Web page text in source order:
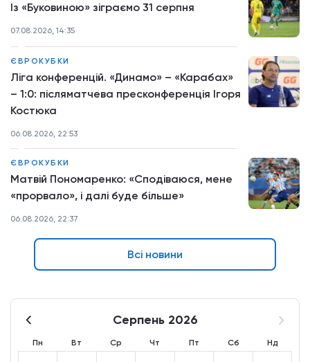
Із «Буковиною» зіграємо 31 серпня
07.08.2026, 14:35
ЄВРОКУБКИ
Ліга конференцій. «Динамо» – «Карабах»
– 1:0: післяматчева пресконференція Ігоря
Костюка
06.08.2026, 22:53
ЄВРОКУБКИ
Матвій Пономаренко: «Сподіваюся, мене
«прорвало», і далі буде більше»
06.08.2026, 22:37
Всі новини
Серпень 2026
Пн Вт Ср Чт Пт Сб Нд